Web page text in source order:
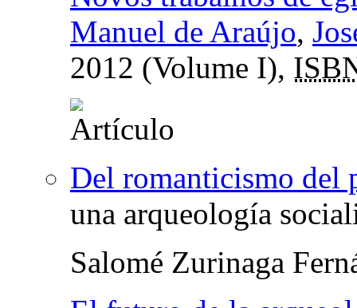
Manuel de Araújo,
2012 (Volume I),
Del romanticismo del
una arqueología
Salomé Zurinaga